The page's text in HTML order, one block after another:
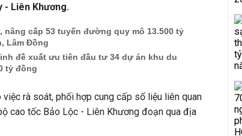
- Liên Khương.
cấp 53 tuyến đường quy mô 13.500 tỷ
Lâm Đồng
đề xuất ưu tiên đầu tư 34 dự án khu du
tỷ đồng
rà soát, phối hợp cung cấp số liệu liên quan
cao tốc Bảo Lộc - Liên Khương đoạn qua địa